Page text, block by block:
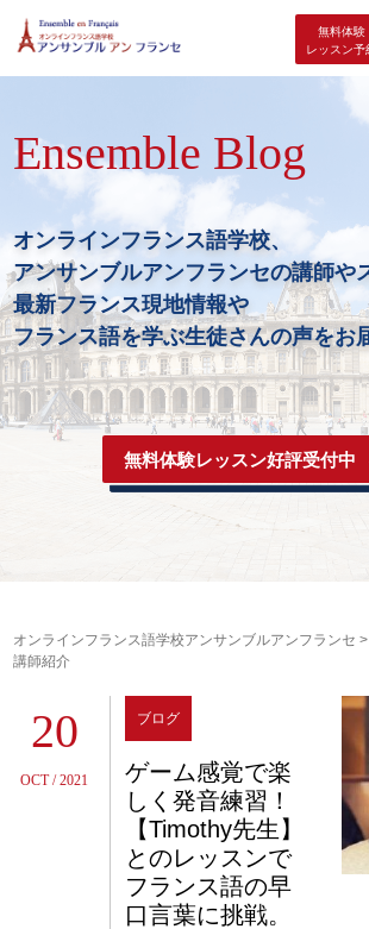
無料体験
レッスン予
Ensemble Blog
オンラインフランス語学校、
アンサンブルアンフランセの講師や
最新フランス現地情報や
フランス語を学ぶ生徒さんの声をお
無料体験レッスン好評受付中
オンラインフランス語学校アンサンブルアンフランセ
講師紹介
20
OCT / 2021
ブログ
ゲーム感覚で楽
しく発音練習！
【Timothy先生】
とのレッスンで
フランス語の早
口言葉に挑戦。